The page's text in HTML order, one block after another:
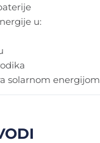
u:
solarnom energijom